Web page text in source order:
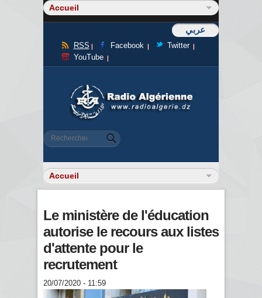
عربي
RSS Facebook
Twitter
YouTube
Formulaire de recherche
Rechercher
Le ministère de l'éducation
autorise le recours aux listes
d'attente pour le
recrutement
20/07/2020 - 11:59